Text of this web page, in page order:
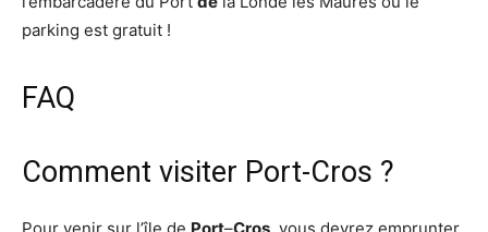
parking est gratuit !
FAQ
Comment visiter Port-Cros ?